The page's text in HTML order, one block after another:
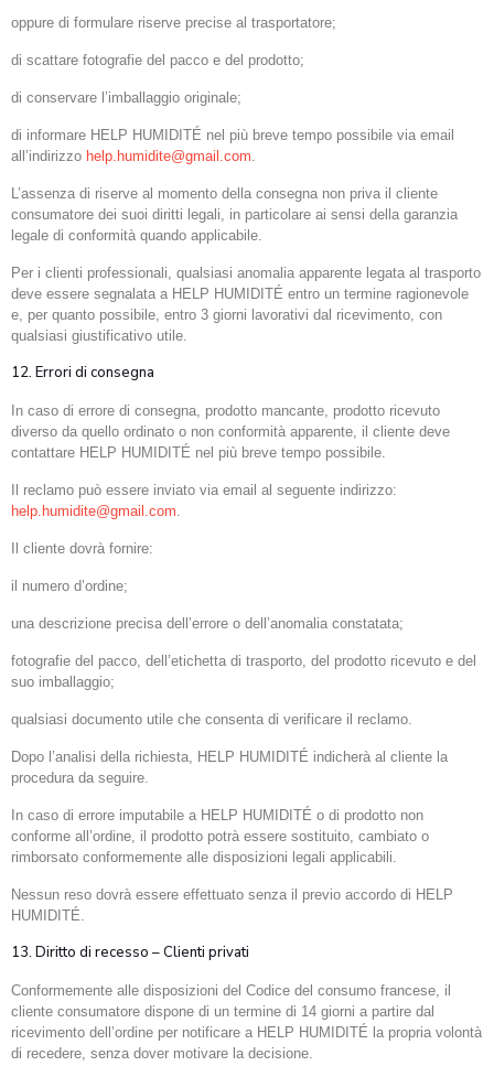
oppure di formulare riserve precise al trasportatore;
di scattare fotografie del pacco e del prodotto;
di conservare l’imballaggio originale;
di informare HELP HUMIDITÉ nel più breve tempo possibile via email
all’indirizzo help.humidite@gmail.com.
L’assenza di riserve al momento della consegna non priva il cliente
consumatore dei suoi diritti legali, in particolare ai sensi della garanzia
legale di conformità quando applicabile.
Per i clienti professionali, qualsiasi anomalia apparente legata al trasporto
deve essere segnalata a HELP HUMIDITÉ entro un termine ragionevole
e, per quanto possibile, entro 3 giorni lavorativi dal ricevimento, con
qualsiasi giustificativo utile.
12. Errori di consegna
In caso di errore di consegna, prodotto mancante, prodotto ricevuto
diverso da quello ordinato o non conformità apparente, il cliente deve
contattare HELP HUMIDITÉ nel più breve tempo possibile.
Il reclamo può essere inviato via email al seguente indirizzo:
help.humidite@gmail.com.
Il cliente dovrà fornire:
il numero d’ordine;
una descrizione precisa dell’errore o dell’anomalia constatata;
fotografie del pacco, dell’etichetta di trasporto, del prodotto ricevuto e del
suo imballaggio;
qualsiasi documento utile che consenta di verificare il reclamo.
Dopo l’analisi della richiesta, HELP HUMIDITÉ indicherà al cliente la
procedura da seguire.
In caso di errore imputabile a HELP HUMIDITÉ o di prodotto non
conforme all’ordine, il prodotto potrà essere sostituito, cambiato o
rimborsato conformemente alle disposizioni legali applicabili.
Nessun reso dovrà essere effettuato senza il previo accordo di HELP
HUMIDITÉ.
13. Diritto di recesso – Clienti privati
Conformemente alle disposizioni del Codice del consumo francese, il
cliente consumatore dispone di un termine di 14 giorni a partire dal
ricevimento dell’ordine per notificare a HELP HUMIDITÉ la propria volontà
di recedere, senza dover motivare la decisione.